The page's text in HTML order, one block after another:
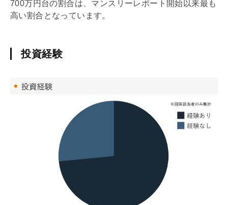
700万円台の割合は、マンスリーレポート開始以来最も
高い割合となっています。
投資経験